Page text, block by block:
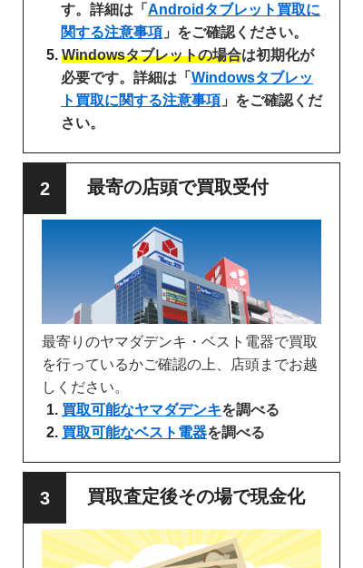
す。詳細は「 Androidタブレット買取に
関する注意事項 」をご確認ください。
Windowsタブレットの場合は初期化が
必要です。詳細は「 Windowsタブレッ
ト買取に関する注意事項 」をご確認くだ
さい。
最寄の店頭で買取受付
最寄りのヤマダデンキ・ベスト電器で買取
を行っているかご確認の上、店頭までお越
しください。
買取可能なヤマダデンキを調べる
買取可能なベスト電器を調べる
買取査定後その場で現金化